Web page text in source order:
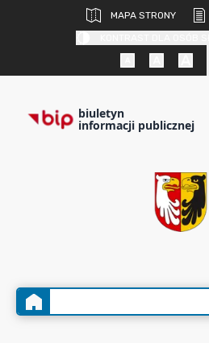
MAPA STRONY
biuletyn
informacji publicznej